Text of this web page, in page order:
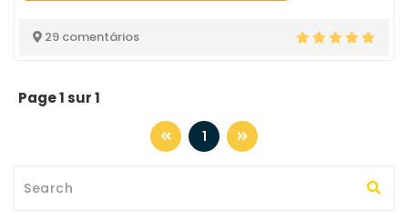
29 comentários
Page 1 sur 1
1